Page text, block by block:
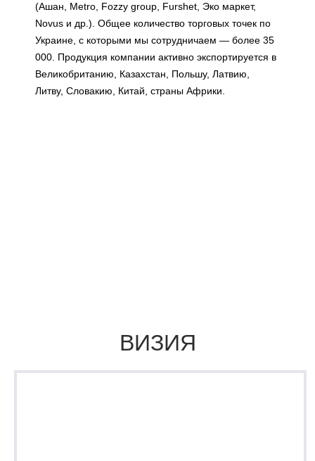
(Ашан, Metro, Fozzy group, Furshet, Эко маркет,
Novus и др.). Общее количество торговых точек по
Украине, с которыми мы сотрудничаем ― более 35
000. Продукция компании активно экспортируется в
Великобританию, Казахстан, Польшу, Латвию,
Литву, Словакию, Китай, страны Африки.
ВИЗИЯ